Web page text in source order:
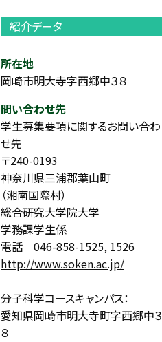
紹介データ
所在地
岡崎市明大寺字西郷中３８
問い合わせ先
学生募集要項に関するお問い合わ
せ先
〒240-0193
神奈川県三浦郡葉山町
（湘南国際村）
総合研究大学院大学
学務課学生係
電話 046-858-1525, 1526
http://www.soken.ac.jp/
分子科学コースキャンパス：
愛知県岡崎市明大寺町字西郷中３
８